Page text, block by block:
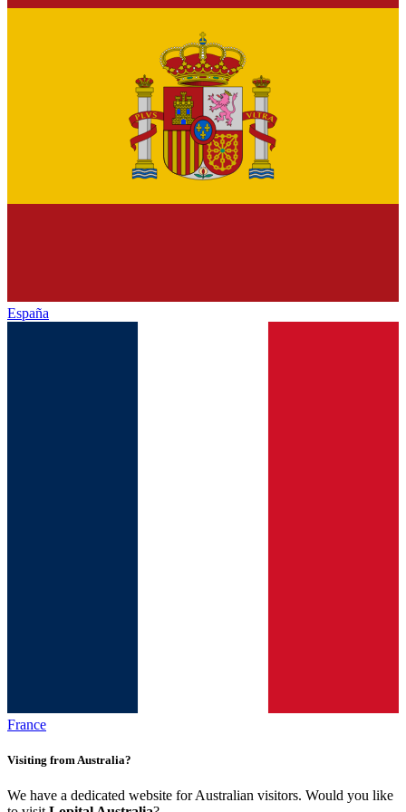
España
France
Visiting from Australia?
We have a dedicated website for Australian visitors. Would you like